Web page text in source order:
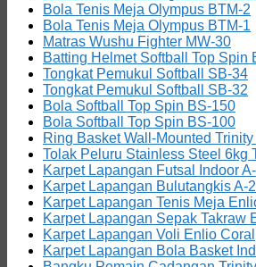
Bola Tenis Meja Olympus BTM-2
Bola Tenis Meja Olympus BTM-1
Matras Wushu Fighter MW-30
Batting Helmet Softball Top Spin
Tongkat Pemukul Softball SB-34
Tongkat Pemukul Softball SB-32
Bola Softball Top Spin BS-150
Bola Softball Top Spin BS-100
Ring Basket Wall-Mounted
Tolak Peluru Stainless Steel 6kg
Karpet Lapangan Futsal Indoor
Karpet Lapangan Bulutangkis A-
Karpet Lapangan Tenis Meja
Karpet Lapangan Sepak Takraw
Karpet Lapangan Voli Enlio Coral
Karpet Lapangan Bola Basket